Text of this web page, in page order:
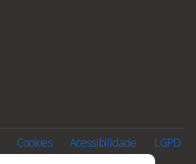
Cookies Acessibilidade LGPD